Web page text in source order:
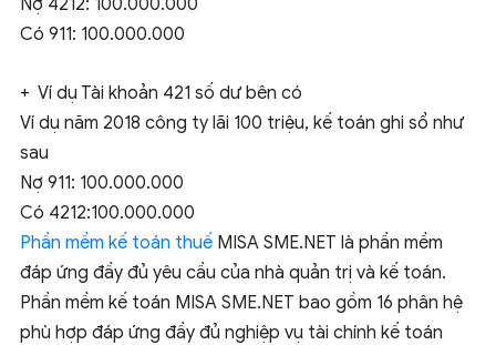
Có 911: 100.000.000
+ Ví dụ Tài khoản 421 số dư bên có
Ví dụ năm 2018 công ty lãi 100 triệu, kế toán ghi sổ như
sau
Nợ 911: 100.000.000
Có 4212:100.000.000
Phần mềm kế toán thuế MISA SME.NET là phần mềm
đáp ứng đầy đủ yêu cầu của nhà quản trị và kế toán.
Phần mềm kế toán MISA SME.NET bao gồm 16 phân hệ
phù hợp đáp ứng đầy đủ nghiệp vụ tài chính kế toán